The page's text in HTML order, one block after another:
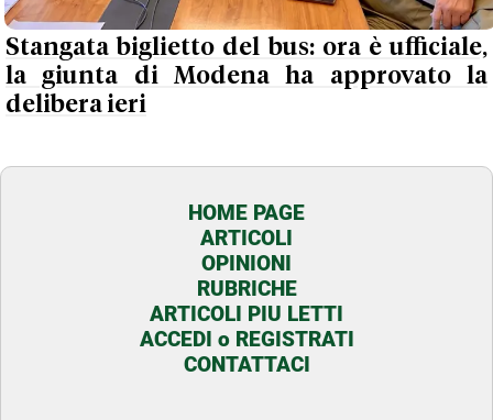
Stangata biglietto del bus: ora è ufficiale,
la giunta di Modena ha approvato la
delibera ieri
HOME PAGE
ARTICOLI
OPINIONI
RUBRICHE
ARTICOLI PIU LETTI
ACCEDI o REGISTRATI
CONTATTACI